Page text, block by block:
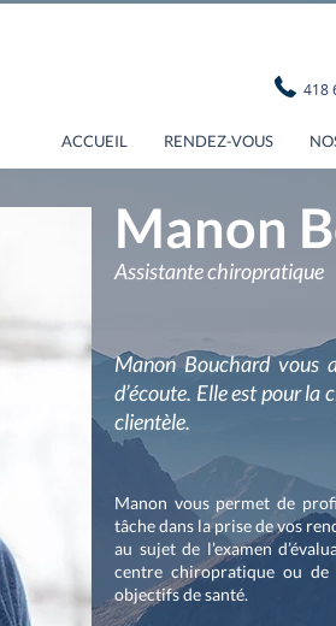
ACCUEIL RENDEZ-VOUS
Manon
Assistante chiropratique
Manon Bouchard vous
d’écoute. Elle est pour la
clientèle.
Manon vous permet de
tâche dans la prise de vos
au sujet de l’examen
centre chiropratique ou
objectifs de santé.